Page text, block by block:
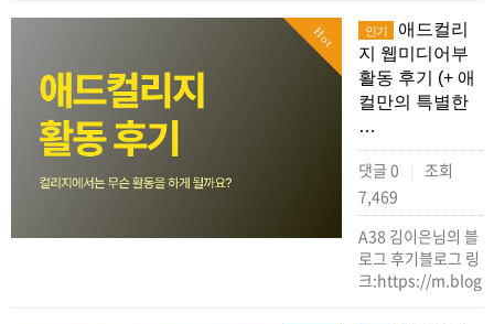
Hot 인기
애드컬리
지 웹미디어부
활동 후기 (+ 애
컬만의 특별한
…
댓글 0 |
조회
7,469
A38 김이은님의 블
로그 후기블로그 링
크:https://